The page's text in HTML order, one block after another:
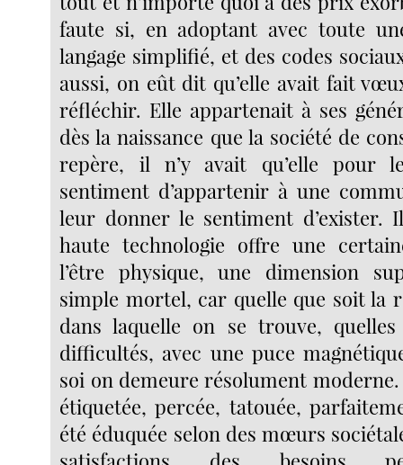
faute si, en adoptant avec toute
langage simplifié, et des codes
aussi, on eût dit qu’elle avait fait
réfléchir. Elle appartenait à ses
dès la naissance que la société de
repère, il n’y avait qu’elle pour
sentiment d’appartenir à une
leur donner le sentiment d’exister.
haute technologie offre une
l’être physique, une dimension
simple mortel, car quelle que soit la
dans laquelle on se trouve,
difficultés, avec une puce
soi on demeure résolument
étiquetée, percée, tatouée,
été éduquée selon des mœurs